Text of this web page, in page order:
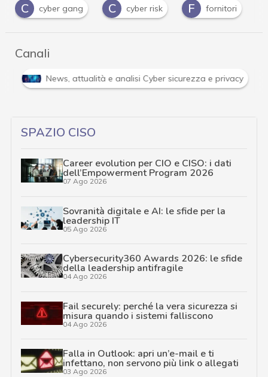
C
cyber gang C cyber risk F fornitori
Canali
News, attualità e analisi Cyber sicurezza e privacy
SPAZIO CISO
Career evolution per CIO e CISO: i dati
dell’Empowerment Program 2026
07 Ago 2026
Sovranità digitale e AI: le sfide per la
leadership IT
05 Ago 2026
Cybersecurity360 Awards 2026: le sfide
della leadership antifragile
04 Ago 2026
Fail securely: perché la vera sicurezza si
misura quando i sistemi falliscono
04 Ago 2026
Falla in Outlook: apri un’e-mail e ti
infettano, non servono più link o allegati
03 Ago 2026